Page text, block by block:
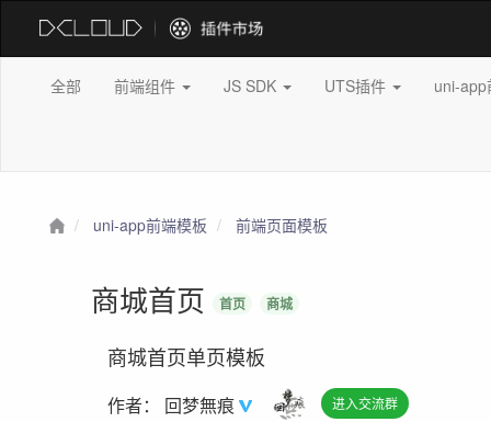
全部 前端组件 JS SDK UTS插件 uni-
uni-app前端模板 前端页面模板
商城首页 首页 商城
商城首页单页模板
作者： 回梦無痕 进入交流群